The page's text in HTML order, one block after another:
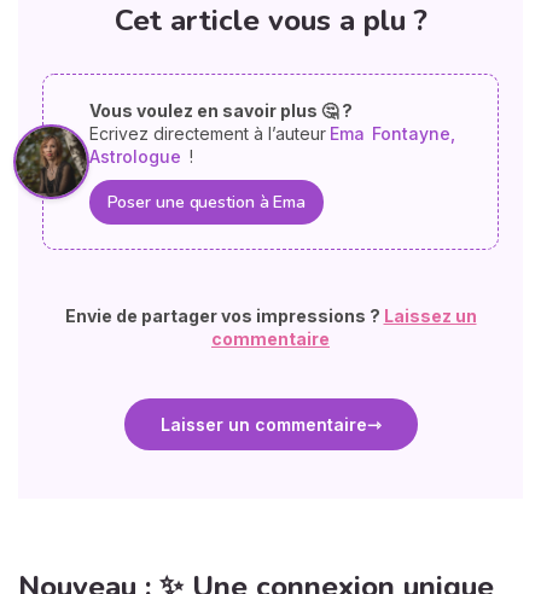
Cet article vous a plu ?
Vous voulez en savoir plus 🤔 ?
Ecrivez directement à l’auteur Ema Fontayne,
Astrologue !
Poser une question à Ema
Envie de partager vos impressions ? Laissez un
commentaire
Laisser un commentaire